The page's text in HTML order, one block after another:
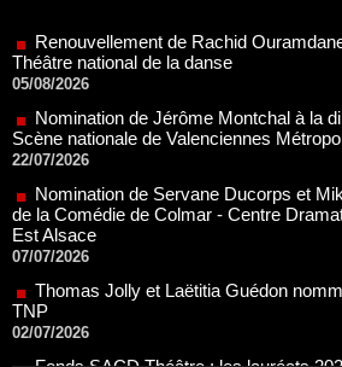
05/08/2026
Nomination de Jérôme Montchal à la
Scène nationale de Valenciennes
22/07/2026
Nomination de Servane Ducorps et
de la Comédie de Colmar - Centre
Est Alsace
07/07/2026
Thomas Jolly et Laëtitia Guédon
TNP
02/07/2026
Fonds SACD Théâtre : les lauréats 2026
23/06/2026